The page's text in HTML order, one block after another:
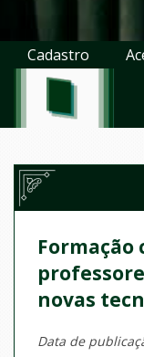
Cadastro
novas
Data de